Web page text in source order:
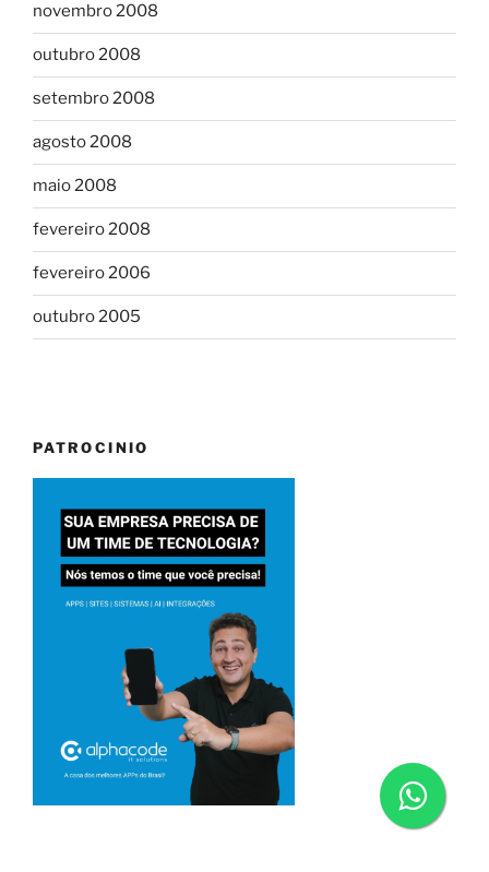
novembro 2008
outubro 2008
setembro 2008
agosto 2008
maio 2008
fevereiro 2008
fevereiro 2006
outubro 2005
PATROCINIO